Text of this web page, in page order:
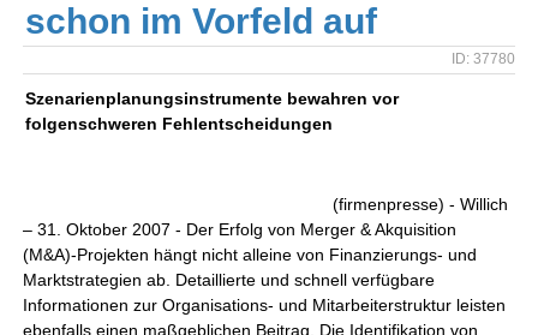
schon im Vorfeld auf
ID: 37780
Szenarienplanungsinstrumente bewahren vor
folgenschweren Fehlentscheidungen
(firmenpresse) - Willich
– 31. Oktober 2007 - Der Erfolg von Merger & Akquisition
(M&A)-Projekten hängt nicht alleine von Finanzierungs- und
Marktstrategien ab. Detaillierte und schnell verfügbare
Informationen zur Organisations- und Mitarbeiterstruktur leisten
ebenfalls einen maßgeblichen Beitrag. Die Identifikation von